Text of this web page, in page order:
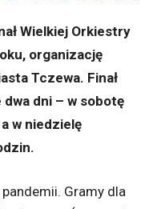
Wielkiej Orkiestry
organizację
Tczewa. Finał
dwa dni – w sobotę
w niedzielę
pandemii. Gramy dla